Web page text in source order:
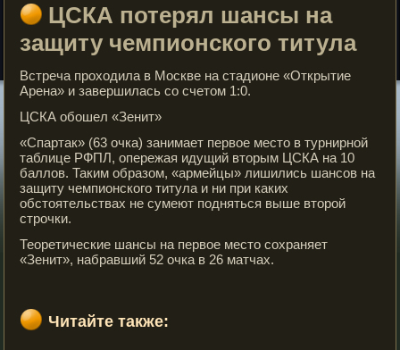
ЦСКА потерял шансы на
защиту чемпионского титула
Встреча проходила в Москве на стадионе «Открытие
Арена» и завершилась со счетом 1:0.
ЦСКА обошел «Зенит»
«Спартак» (63 очка) занимает первое место в турнирной
таблице РФПЛ, опережая идущий вторым ЦСКА на 10
баллов. Таким образом, «армейцы» лишились шансов на
защиту чемпионского титула и ни при каких
обстоятельствах не сумеют подняться выше второй
строчки.
Теоретические шансы на первое место сохраняет
«Зенит», набравший 52 очка в 26 матчах.
Читайте также: